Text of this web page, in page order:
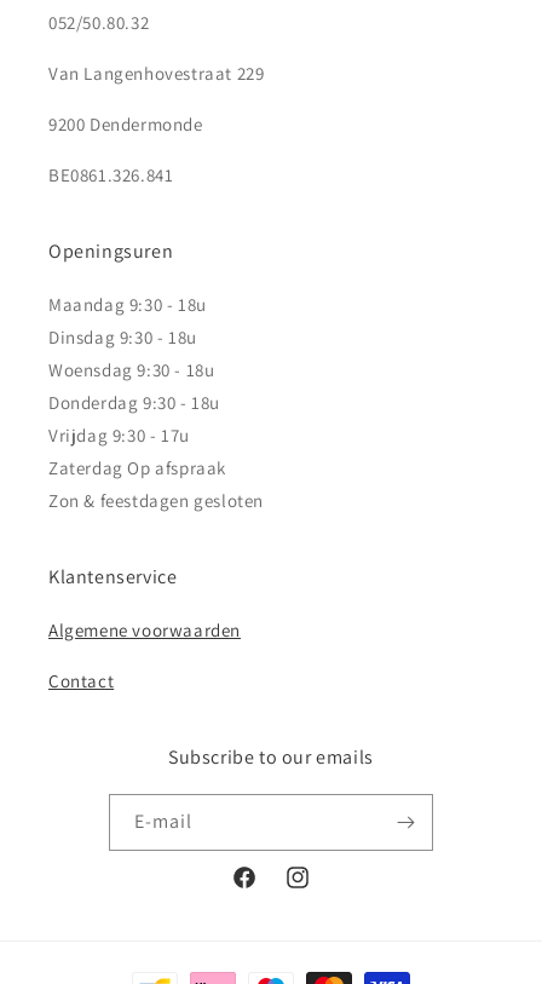
052/50.80.32
Van Langenhovestraat 229
9200 Dendermonde
BE0861.326.841
Openingsuren
Maandag 9:30 - 18u
Dinsdag 9:30 - 18u
Woensdag 9:30 - 18u
Donderdag 9:30 - 18u
Vrijdag 9:30 - 17u
Zaterdag Op afspraak
Zon & feestdagen gesloten
Klantenservice
Algemene voorwaarden
Contact
Subscribe to our emails
E‑mail
FacebookInstagram
Betaalmethoden